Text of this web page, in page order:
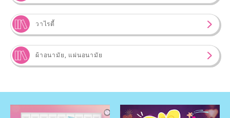
วาไรตี้
ผ้าอนามัย, แผ่นอนามัย